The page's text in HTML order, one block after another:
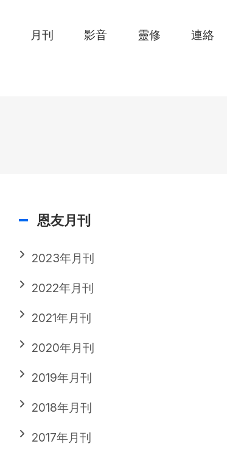
月刊 影音 靈修 連絡
恩友月刊
2023年月刊
2022年月刊
2021年月刊
2020年月刊
2019年月刊
2018年月刊
2017年月刊